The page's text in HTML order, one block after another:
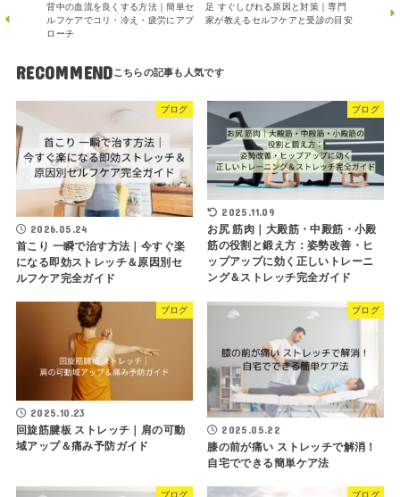
背中の血流を良くする方法｜簡単セ
ルフケアでコリ・冷え・疲労にアプ
ローチ
足 すぐしびれる原因と対策｜専門
家が教えるセルフケアと受診の目安
RECOMMEND
ブログ
2026.05.24
首こり 一瞬で治す方法｜今すぐ楽
になる即効ストレッチ＆原因別セ
ルフケア完全ガイド
ブログ
2025.11.09
お尻 筋肉｜大殿筋・中殿筋・小殿
筋の役割と鍛え方：姿勢改善・ヒ
ップアップに効く正しいトレーニ
ング＆ストレッチ完全ガイド
ブログ
2025.10.23
回旋筋腱板 ストレッチ｜肩の可動
域アップ＆痛み予防ガイド
ブログ
2025.05.22
膝の前が痛い ストレッチで解消！
自宅でできる簡単ケア法
ブログ ブログ